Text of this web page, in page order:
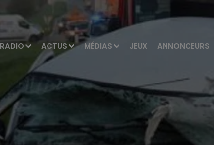
RADIO ACTUS MÉDIAS JEUX ANNONCEURS